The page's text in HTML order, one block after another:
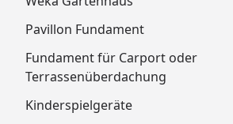
Pavillon Fundament
Fundament für Carport oder
Terrassenüberdachung
Kinderspielgeräte